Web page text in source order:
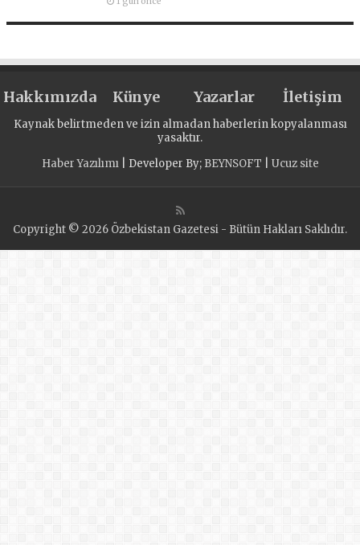
Hakkımızda Künye Yazarlar İletişim
Kaynak belirtmeden ve izin almadan haberlerin kopyalanması
yasaktır.
Haber Yazılımı| Developer By; BEYNSOFT Ucuz site
Copyright © 2026 Özbekistan Gazetesi - Bütün Hakları Saklıdır.